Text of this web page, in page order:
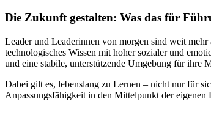
Die Zukunft gestalten: Was das für
Leader und Leaderinnen von morgen sind weit
technologisches Wissen mit hoher sozialer und
und eine stabile, unterstützende Umgebung für ihre
Dabei gilt es, lebenslang zu Lernen – nicht nur für
Anpassungsfähigkeit in den Mittelpunkt der